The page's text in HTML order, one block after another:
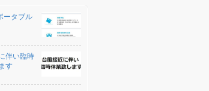
ータブル
伴い臨時
す